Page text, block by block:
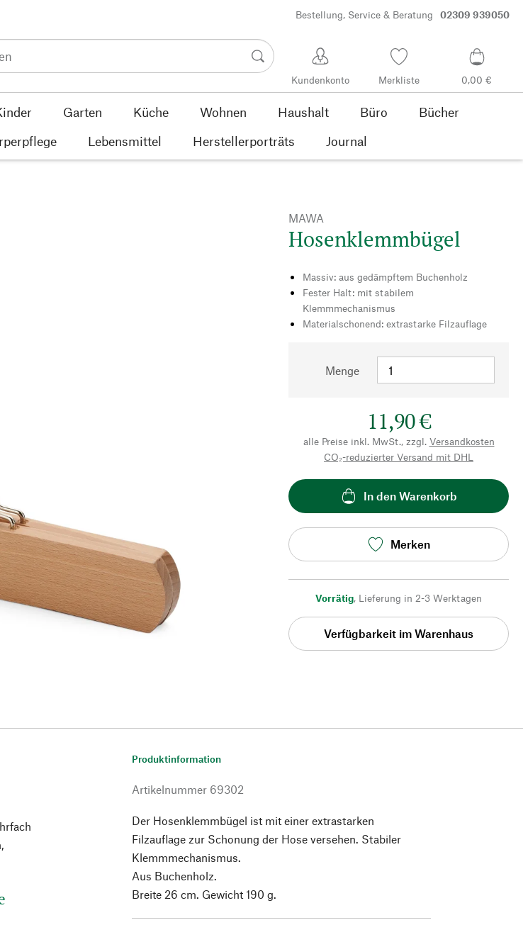
Bestellung, Service & Beratung 02309 939050
Kundenkonto Merkliste 0,00 €
Garten Küche Wohnen Haushalt Büro
Bücher
Lebensmittel Herstellerporträts Journal
MAWA
Hosenklemmbügel
Massiv: aus gedämpftem Buchenholz
Fester Halt: mit stabilem
Klemmmechanismus
Materialschonend: extrastarke Filzauflage
Menge
11,90 €
alle Preise inkl. MwSt., zzgl. Versandkosten
CO₂-reduzierter Versand mit DHL
In den Warenkorb
Merken
Vorrätig, Lieferung in 2-3 Werktagen
Verfügbarkeit im Warenhaus
Produktinformation
Artikelnummer 69302
Der Hosenklemmbügel ist mit einer extrastarken
Filzauflage zur Schonung der Hose versehen. Stabiler
Klemmmechanismus.
Aus Buchenholz.
Breite 26 cm. Gewicht 190 g.